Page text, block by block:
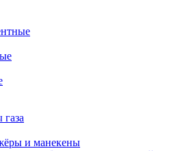
и манекены